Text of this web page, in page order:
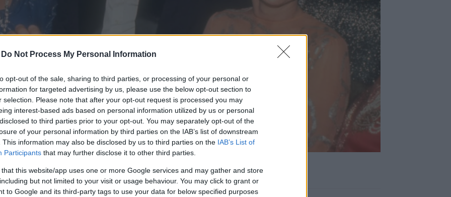
Do Not Process My Personal Information
opt-out of the sale, sharing to third parties, or processing of your personal or
for targeted advertising by us, please use the below opt-out section to
selection. Please note that after your opt-out request is processed you may
interest-based ads based on personal information utilized by us or personal
to third parties prior to your opt-out. You may separately opt-out of the
of your personal information by third parties on the IAB’s list of downstream
This information may also be disclosed by us to third parties on the IAB’s List of
Participants that may further disclose it to other third parties.
that this website/app uses one or more Google services and may gather and store
but not limited to your visit or usage behaviour. You may click to grant or
to Google and its third-party tags to use your data for below specified purposes
a diszkókorszak szinonimája volt, azonban csúfos véget ért a márka